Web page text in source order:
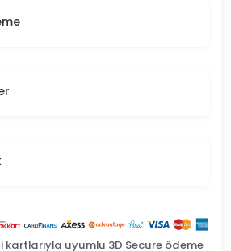
kartlarıyla uyumlu 3D Secure ödeme